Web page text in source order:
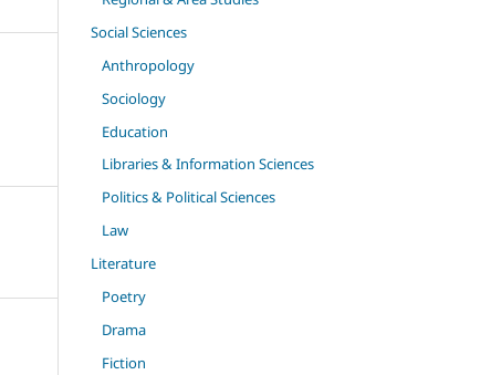
Social Sciences
Anthropology
Sociology
Education
Libraries & Information Sciences
Politics & Political Sciences
Law
Literature
Poetry
Drama
Fiction